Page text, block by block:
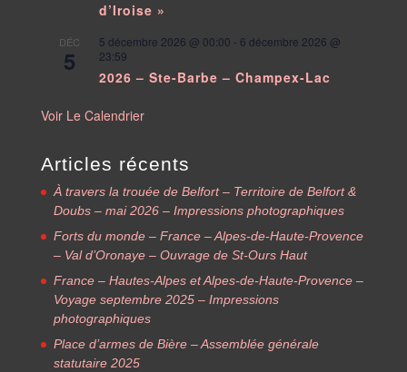
d’Iroise »
DÉC
5
5 décembre 2026 @ 00:00 - 6 décembre 2026 @
23:59
2026 – Ste-Barbe – Champex-Lac
Voir Le Calendrier
Articles récents
À travers la trouée de Belfort – Territoire de Belfort &
Doubs – mai 2026 – Impressions photographiques
Forts du monde – France – Alpes-de-Haute-Provence
– Val d’Oronaye – Ouvrage de St-Ours Haut
France – Hautes-Alpes et Alpes-de-Haute-Provence –
Voyage septembre 2025 – Impressions
photographiques
Place d’armes de Bière – Assemblée générale
statutaire 2025